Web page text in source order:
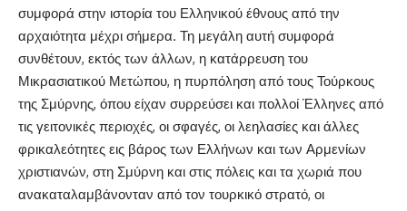
συμφορά στην ιστορία του Ελληνικού έθνους από την
αρχαιότητα μέχρι σήμερα. Τη μεγάλη αυτή συμφορά
συνθέτουν, εκτός των άλλων, η κατάρρευση του
Μικρασιατικού Μετώπου, η πυρπόληση από τους Τούρκους
της Σμύρνης, όπου είχαν συρρεύσει και πολλοί Έλληνες από
τις γειτονικές περιοχές, οι σφαγές, οι λεηλασίες και άλλες
φρικαλεότητες εις βάρος των Ελλήνων και των Αρμενίων
χριστιανών, στη Σμύρνη και στις πόλεις και τα χωριά που
ανακαταλαμβάνονταν από τον τουρκικό στρατό, οι